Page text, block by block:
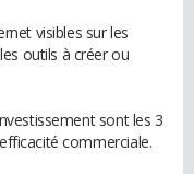
visibles sur les
outils à créer ou
sont les 3
commerciale.